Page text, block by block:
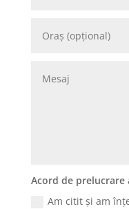
Acord de
Am citit și am